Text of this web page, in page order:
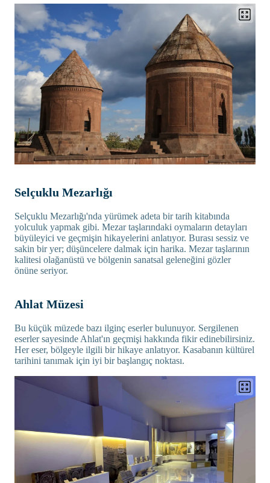
Selçuklu Mezarlığı
Selçuklu Mezarlığı'nda yürümek adeta bir tarih kitabında
yolculuk yapmak gibi. Mezar taşlarındaki oymaların detayları
büyüleyici ve geçmişin hikayelerini anlatıyor. Burası sessiz ve
sakin bir yer; düşüncelere dalmak için harika. Mezar taşlarının
kalitesi olağanüstü ve bölgenin sanatsal geleneğini gözler
önüne seriyor.
Ahlat Müzesi
Bu küçük müzede bazı ilginç eserler bulunuyor. Sergilenen
eserler sayesinde Ahlat'ın geçmişi hakkında fikir edinebilirsiniz.
Her eser, bölgeyle ilgili bir hikaye anlatıyor. Kasabanın kültürel
tarihini tanımak için iyi bir başlangıç noktası.